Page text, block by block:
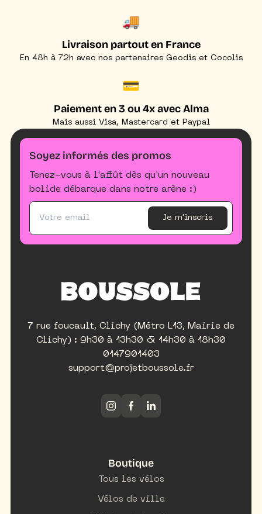
🚚
Livraison partout en France
En 48h à 72h avec nos partenaires Geodis et Cocolis
💳
Paiement en 3 ou 4x avec Alma
Mais aussi Visa, Mastercard et Paypal
Soyez informés des promos
Tenez-vous à l'affût dès qu'un nouveau
bolide débarque dans notre arène :)
Je m'inscris
7 rue foucault, Clichy (Métro L13, Mairie de
Clichy) : 9h30 à 13h30 & 14h30 à 18h30
0147901403
support@projetboussole.fr
Boutique
Tous les vélos
Vélos de ville